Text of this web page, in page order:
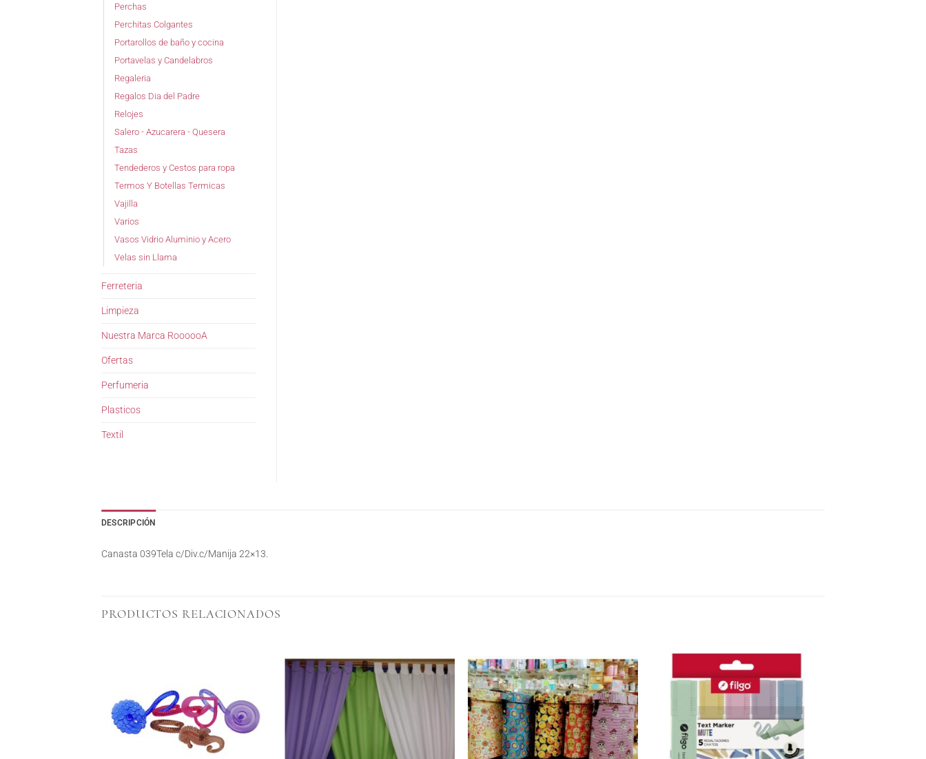
Perchas
Perchitas Colgantes
Portarollos de baño y cocina
Portavelas y Candelabros
Regaleria
Regalos Dia del Padre
Relojes
Salero - Azucarera - Quesera
Tazas
Tendederos y Cestos para ropa
Termos Y Botellas Termicas
Vajilla
Varios
Vasos Vidrio Aluminio y Acero
Velas sin Llama
Ferreteria
Limpieza
Nuestra Marca RoooooA
Ofertas
Perfumeria
Plasticos
Textil
DESCRIPCIÓN
Canasta 039Tela c/Div.c/Manija 22×13.
PRODUCTOS RELACIONADOS